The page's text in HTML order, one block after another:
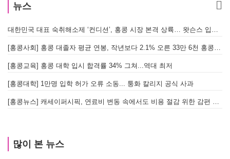
뉴스
[홍콩교육] 홍콩 대학 입시 합격률 34% 그쳐...역대 최저
[홍콩대학] 1만명 입학 허가 오류 소동... 퉁화 칼리지 공식 사과
많이 본 뉴스